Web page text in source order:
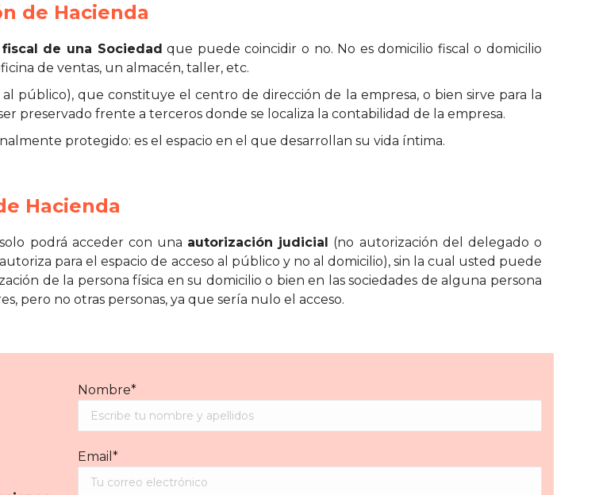
de Hacienda
de una Sociedad que puede coincidir o no. No es domicilio fiscal o domicilio
de ventas, un almacén, taller, etc.
al público), que constituye el centro de dirección de la empresa, o bien sirve para la
preservado frente a terceros donde se localiza la contabilidad de la empresa.
protegido: es el espacio en el que desarrollan su vida íntima.
Hacienda
podrá acceder con una autorización judicial (no autorización del delegado o
para el espacio de acceso al público y no al domicilio), sin la cual usted puede
de la persona física en su domicilio o bien en las sociedades de alguna persona
pero no otras personas, ya que sería nulo el acceso.
Nombre*
Email*